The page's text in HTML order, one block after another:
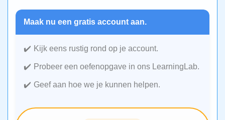
Maak nu een gratis account aan.
Kijk eens rustig rond op je account.
Probeer een oefenopgave in ons LearningLab.
Geef aan hoe we je kunnen helpen.